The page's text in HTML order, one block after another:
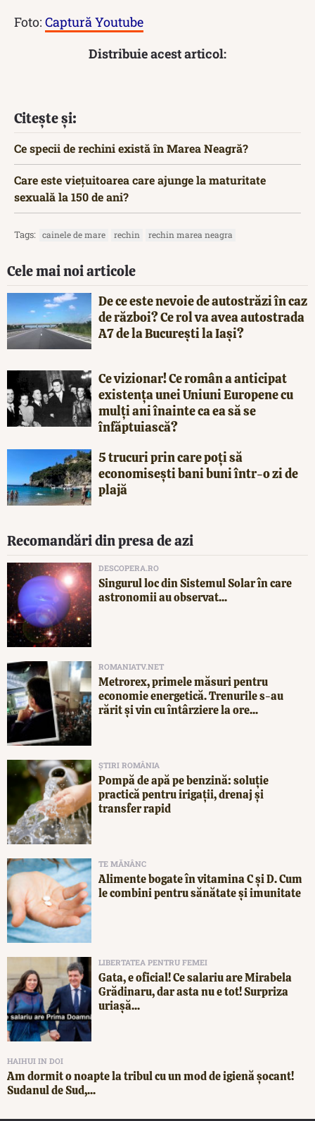
Foto: Captură Youtube
Distribuie acest articol:
Citește și:
Ce specii de rechini există în Marea Neagră?
Care este viețuitoarea care ajunge la maturitate
sexuală la 150 de ani?
Tags: cainele de mare rechin rechin marea neagra
Cele mai noi articole
De ce este nevoie de autostrăzi în caz
de război? Ce rol va avea autostrada
A7 de la București la Iași?
Ce vizionar! Ce român a anticipat
existența unei Uniuni Europene cu
mulți ani înainte ca ea să se
înfăptuiască?
5 trucuri prin care poți să
economisești bani buni într-o zi de
plajă
Recomandări din presa de azi
DESCOPERA.RO
Singurul loc din Sistemul Solar în care
astronomii au observat...
ROMANIATV.NET
Metrorex, primele măsuri pentru
economie energetică. Trenurile s-au
rărit și vin cu întârziere la ore...
ȘTIRI ROMÂNIA
Pompă de apă pe benzină: soluție
practică pentru irigații, drenaj și
transfer rapid
TE MĂNÂNC
Alimente bogate în vitamina C și D. Cum
le combini pentru sănătate și imunitate
LIBERTATEA PENTRU FEMEI
Gata, e oficial! Ce salariu are Mirabela
Grădinaru, dar asta nu e tot! Surpriza
uriașă...
HAIHUI IN DOI
Am dormit o noapte la tribul cu un mod de igienă șocant!
Sudanul de Sud,...